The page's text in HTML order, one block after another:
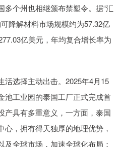
个州也相继颁布禁塑令。据“汇
降解材料市场规模约为57.32亿
亿美元，年均复合增长率为
选择主动出击。2025年4月15
池工业园的泰国工厂正式完成首
产具有多重意义，一方面，泰国
，拥有得天独厚的地理优势，
全球市场，加速全球化布局；